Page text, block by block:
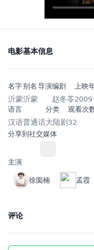
电影基本信息
名字
沂蒙
别名
沂蒙
导演编剧
赵冬苓
上映
2009
语言
汉语普通话
分类
大陆剧
观看次
32
分享到社交媒体
主演
徐囡楠
孟霞
评论